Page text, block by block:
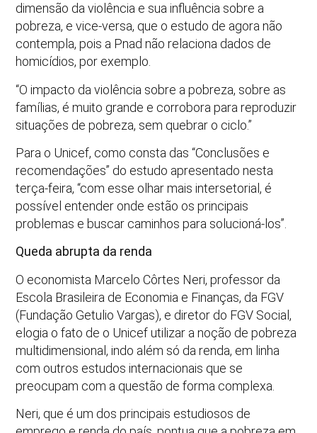
dimensão da violência e sua influência sobre a
pobreza, e vice-versa, que o estudo de agora não
contempla, pois a Pnad não relaciona dados de
homicídios, por exemplo.
“O impacto da violência sobre a pobreza, sobre as
famílias, é muito grande e corrobora para reproduzir
situações de pobreza, sem quebrar o ciclo.”
Para o Unicef, como consta das “Conclusões e
recomendações” do estudo apresentado nesta
terça-feira, “com esse olhar mais intersetorial, é
possível entender onde estão os principais
problemas e buscar caminhos para solucioná-los”.
Queda abrupta da renda
O economista Marcelo Côrtes Neri, professor da
Escola Brasileira de Economia e Finanças, da FGV
(Fundação Getulio Vargas), e diretor do FGV Social,
elogia o fato de o Unicef utilizar a noção de pobreza
multidimensional, indo além só da renda, em linha
com outros estudos internacionais que se
preocupam com a questão de forma complexa.
Neri, que é um dos principais estudiosos de